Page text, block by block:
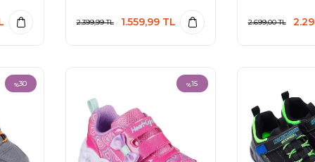
2.399,99TL 1.559,99TL 2.699,00TL
%30 %15